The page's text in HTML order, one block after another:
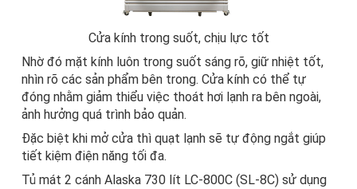
Cửa kính trong suốt, chịu lực tốt
Nhờ đó mặt kính luôn trong suốt sáng rõ, giữ nhiệt tốt,
nhìn rõ các sản phẩm bên trong. Cửa kính có thể tự
đóng nhằm giảm thiểu việc thoát hơi lạnh ra bên ngoài,
ảnh hưởng quá trình bảo quản.
Đặc biệt khi mở cửa thì quạt lạnh sẽ tự động ngắt giúp
tiết kiệm điện năng tối đa.
Tủ mát 2 cánh Alaska 730 lít LC-800C (SL-8C) sử dụng